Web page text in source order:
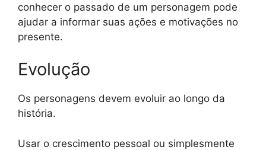
conhecer o passado de um personagem pode
ajudar a informar suas ações e motivações no
presente.
Evolução
Os personagens devem evoluir ao longo da
história.
Usar o crescimento pessoal ou simplesmente